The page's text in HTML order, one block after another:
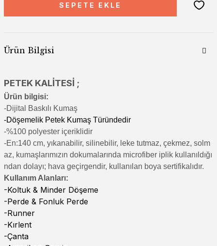
SEPETE EKLE
Ürün Bilgisi
PETEK KALİTESİ ;
Ürün bilgisi:
-Dijital Baskılı Kumaş
-Döşemelik Petek Kumaş Türündedir
-%100 polyester içeriklidir
-En:140 cm, yıkanabilir, silinebilir, leke tutmaz, çekmez, solm
az, kumaşlarımızın dokumalarında microfiber iplik kullanıldığı
ndan dolayı; hava geçirgendir, kullanılan boya sertifikalıdır.
Kullanım Alanları:
-Koltuk & Minder Döşeme
-Perde & Fonluk Perde
-Runner
-Kırlent
-Çanta